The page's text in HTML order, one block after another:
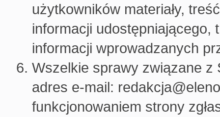
użytkowników materiały,
informacji
informacji wprowadzanych
Wszelkie sprawy związane z
adres e-mail:
funkcjonowaniem strony